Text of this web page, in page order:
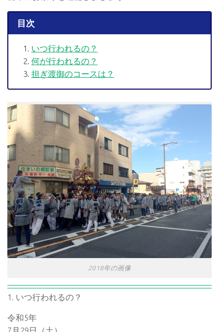
目次
いつ行われるの？
何が行われるの？
担ぎ渡御のコースは？
2018年の画像
1. いつ行われるの？
令和5年